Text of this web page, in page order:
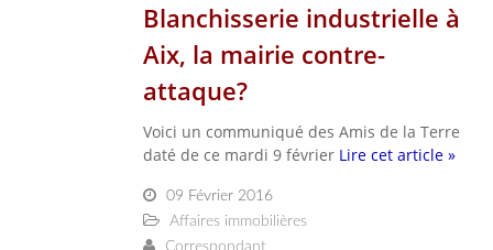
Blanchisserie industrielle à
Aix, la mairie contre-
attaque?
Voici un communiqué des Amis de la Terre
daté de ce mardi 9 février Lire cet article »
09 Février 2016
Affaires immobilières
Correspondant